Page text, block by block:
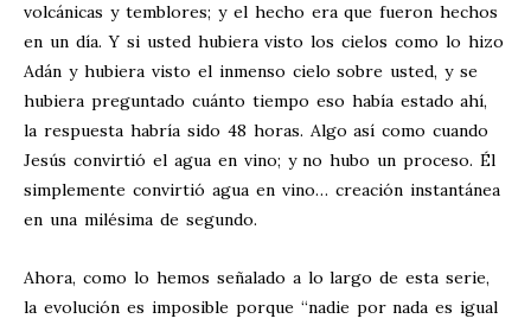
volcánicas y temblores; y el hecho era que fueron hechos
en un día. Y si usted hubiera visto los cielos como lo hizo
Adán y hubiera visto el inmenso cielo sobre usted, y se
hubiera preguntado cuánto tiempo eso había estado ahí,
la respuesta habría sido 48 horas. Algo así como cuando
Jesús convirtió el agua en vino; y no hubo un proceso. Él
simplemente convirtió agua en vino… creación instantánea
en una milésima de segundo.
Ahora, como lo hemos señalado a lo largo de esta serie,
la evolución es imposible porque “nadie por nada es igual